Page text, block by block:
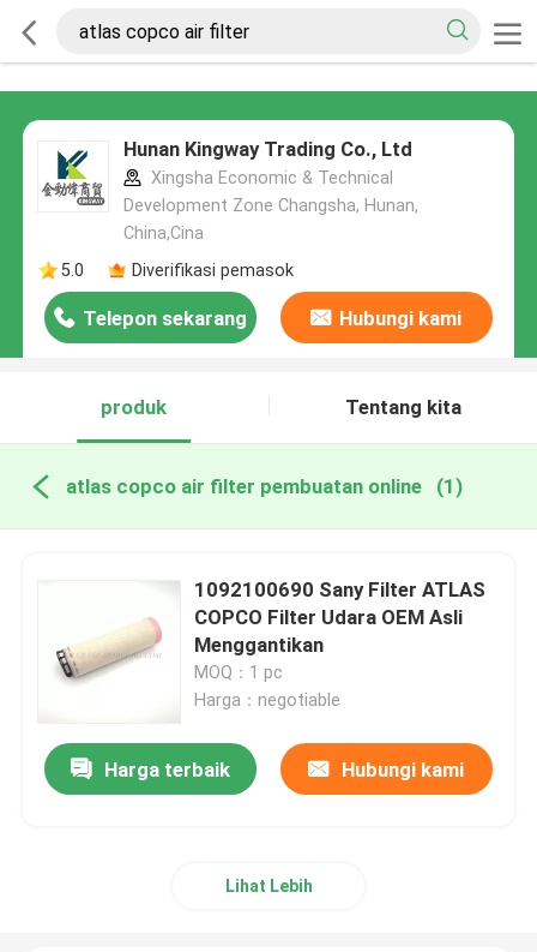
Hunan Kingway Trading Co., Ltd
Xingsha Economic & Technical
Development Zone Changsha, Hunan,
China,Cina
5.0
Diverifikasi pemasok
Telepon sekarang Hubungi kami
produk Tentang kita
atlas copco air filter pembuatan online (1)
1092100690 Sany Filter ATLAS
COPCO Filter Udara OEM Asli
Menggantikan
MOQ：1 pc
Harga：negotiable
Harga terbaik Hubungi kami
Lihat Lebih